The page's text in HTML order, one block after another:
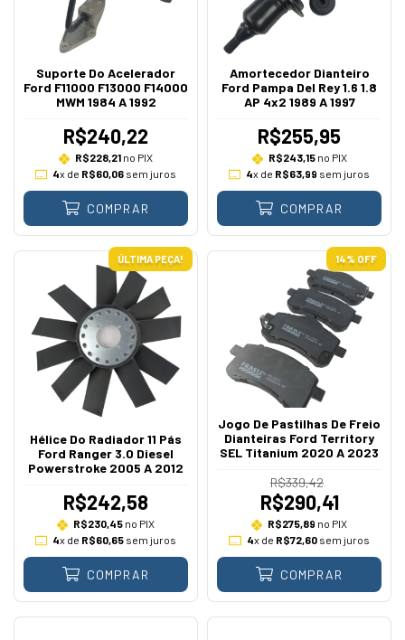
Suporte Do Acelerador
Ford F11000 F13000 F14000
MWM 1984 A 1992
R$240,22
R$228,21 no PIX
4x de R$60,06 sem juros
COMPRAR
Amortecedor Dianteiro
Ford Pampa Del Rey 1.6 1.8
AP 4x2 1989 A 1997
R$255,95
R$243,15no PIX
4x de R$63,99 sem juros
COMPRAR
ÚLTIMA PEÇA!
Hélice Do Radiador 11 Pás
Ford Ranger 3.0 Diesel
Powerstroke 2005 A 2012
R$242,58
R$230,45 no PIX
4x de R$60,65 sem juros
COMPRAR
14% OFF
Jogo De Pastilhas De Freio
Dianteiras Ford Territory
SEL Titanium 2020 A 2023
R$339,42
R$290,41
R$275,89 no PIX
4x de R$72,60sem juros
COMPRAR